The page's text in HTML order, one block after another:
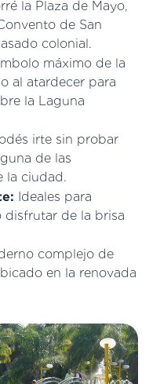
la Plaza de Mayo,
de San
colonial.
máximo de la
al atardecer para
la Laguna
irte sin probar
de las
la ciudad.
Ideales para
disfrutar de la brisa
complejo de
en la renovada